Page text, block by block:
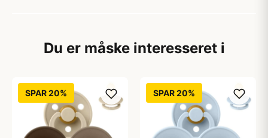
Du er måske interesseret i
SPAR 20% SPAR 20%